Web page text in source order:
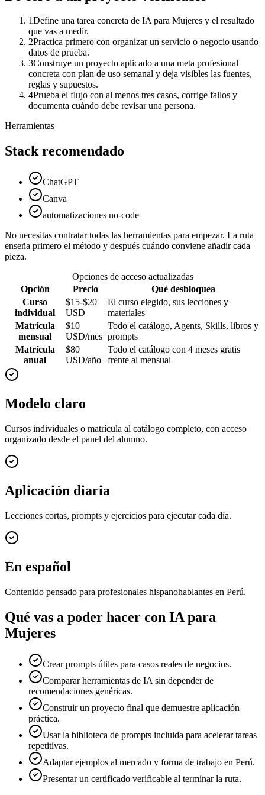
1Define una tarea concreta de IA para Mujeres y el resultado
que vas a medir.
2Practica primero con organizar un servicio o negocio usando
datos de prueba.
3Construye un proyecto aplicado a una meta profesional
concreta con plan de uso semanal y deja visibles las fuentes,
reglas y supuestos.
4Prueba el flujo con al menos tres casos, corrige fallos y
documenta cuándo debe revisar una persona.
Herramientas
Stack recomendado
ChatGPT
Canva
automatizaciones no-code
No necesitas contratar todas las herramientas para empezar. La ruta
enseña primero el método y después cuándo conviene añadir cada
pieza.
Opciones de acceso actualizadas
Opción
Precio
Qué desbloquea
Curso
individual
$15-$20
USD
El curso elegido, sus lecciones y
materiales
Matrícula
mensual
$10
USD/mes
Todo el catálogo, Agents, Skills, libros y
prompts
Matrícula
anual
$80
USD/año
Todo el catálogo con 4 meses gratis
frente al mensual
Modelo claro
Cursos individuales o matrícula al catálogo completo, con acceso
organizado desde el panel del alumno.
Aplicación diaria
Lecciones cortas, prompts y ejercicios para ejecutar cada día.
En español
Contenido pensado para profesionales hispanohablantes en Perú.
Qué vas a poder hacer con IA para
Mujeres
Crear prompts útiles para casos reales de negocios.
Comparar herramientas de IA sin depender de
recomendaciones genéricas.
Construir un proyecto final que demuestre aplicación
práctica.
Usar la biblioteca de prompts incluida para acelerar tareas
repetitivas.
Adaptar ejemplos al mercado y forma de trabajo en Perú.
Presentar un certificado verificable al terminar la ruta.